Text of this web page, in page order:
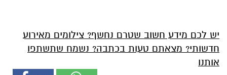
יש לכם מידע חשוב שטרם נחשף? צילומים מאירוע
חדשותי? מצאתם טעות בכתבה? נשמח שתשתפו
אותנו